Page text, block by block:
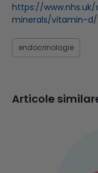
https://
minerals/vitamin-d/
endocrinologie
Articole